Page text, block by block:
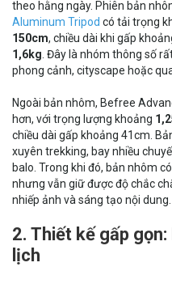
theo hằng ngày. Phiên bản
Aluminum Tripod có tải trọng
150cm, chiều dài khi gấp
1,6kg. Đây là nhóm thông số
phong cảnh, cityscape hoặc
Ngoài bản nhôm, Befree
hơn, với trọng lượng khoảng
chiều dài gấp khoảng 41cm.
xuyên trekking, bay nhiều
balo. Trong khi đó, bản nhôm
nhưng vẫn giữ được độ chắc
nhiếp ảnh và sáng tạo nội dung.
2. Thiết kế gấp
lịch